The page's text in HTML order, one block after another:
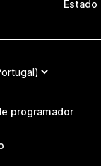
Estado
programador